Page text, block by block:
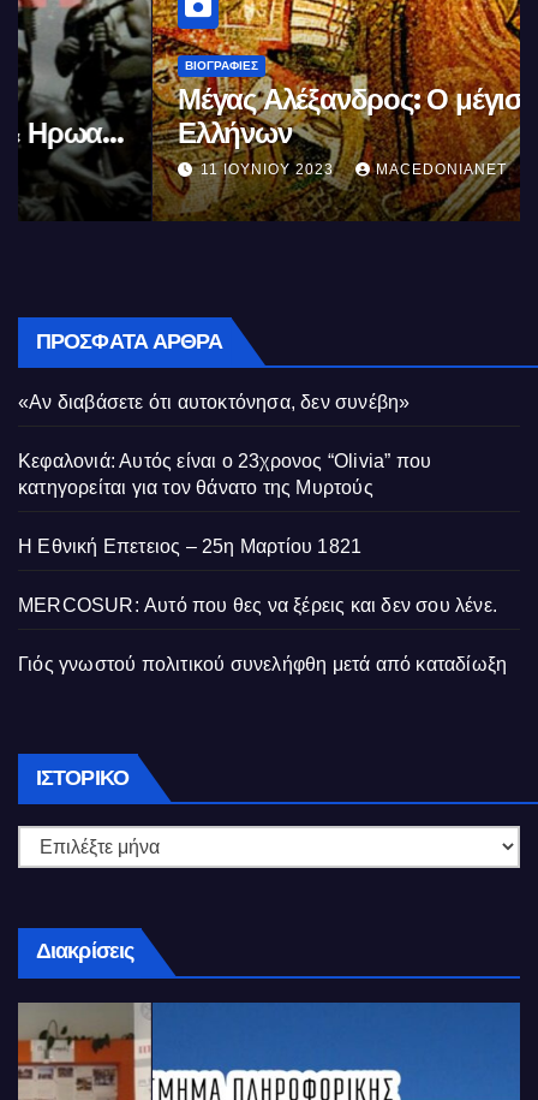
ΒΙΟΓΡΑΦΊΕΣ
Μέγας Αλέξανδρος: Ο μέγιστος των
Ελλήνων
11 ΙΟΥΝΊΟΥ 2023 MACEDONIANET
ΠΡΌΣΦΑΤΑ ΆΡΘΡΑ
«Αν διαβάσετε ότι αυτοκτόνησα, δεν συνέβη»
Κεφαλονιά: Αυτός είναι ο 23χρονος “Olivia” που
κατηγορείται για τον θάνατο της Μυρτούς
Η Εθνική Επετειος – 25η Μαρτίου 1821
MERCOSUR: Αυτό που θες να ξέρεις και δεν σου λένε.
Γιός γνωστού πολιτικού συνελήφθη μετά από καταδίωξη
ΙΣΤΟΡΙΚΌ Ιστορικό
Διακρίσεις